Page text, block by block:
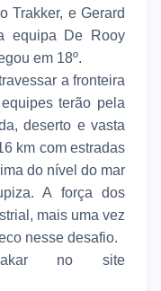
Trakker, e Gerard
equipa De Rooy
em 18º.
a fronteira
terão pela
deserto e vasta
km com estradas
do nível do mar
A força dos
mais uma vez
nesse desafio.
no site